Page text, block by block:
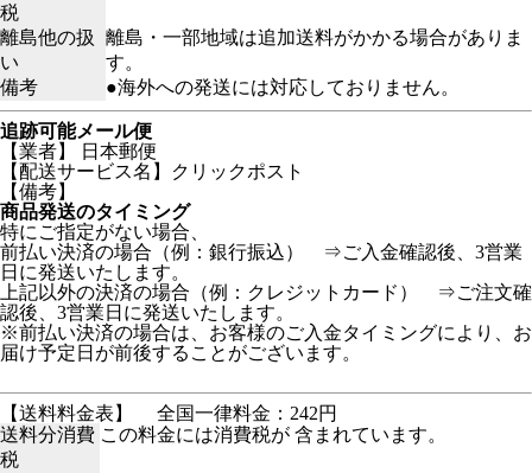
税
離島他の扱
い
離島・一部地域は追加送料がかかる場合がありま
す。
備考
●海外への発送には対応しておりません。
追跡可能メール便
【業者】 日本郵便
【配送サービス名】クリックポスト
【備考】
商品発送のタイミング
特にご指定がない場合、
前払い決済の場合（例：銀行振込） ⇒ご入金確認後、3営業
日に発送いたします。
上記以外の決済の場合（例：クレジットカード） ⇒ご注文確
認後、3営業日に発送いたします。
※前払い決済の場合は、お客様のご入金タイミングにより、お
届け予定日が前後することがございます。
【送料料金表】
全国一律料金：242円
送料分消費
税
この料金には消費税が 含まれています。